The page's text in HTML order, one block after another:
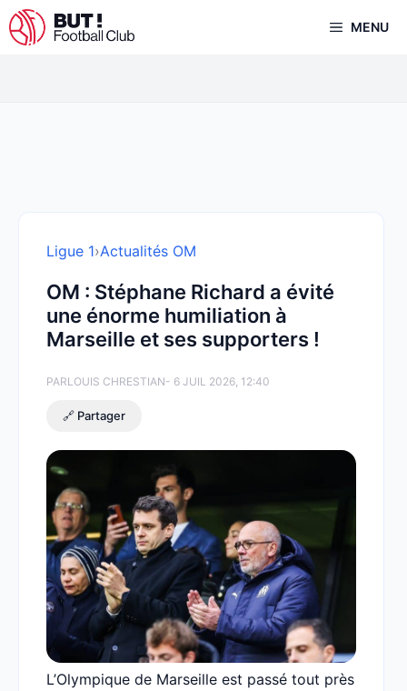
Aller
au
MENU
Ligue 1›Actualités OM
OM : Stéphane Richard a évité
une énorme humiliation à
Marseille et ses supporters !
PARLOUIS CHRESTIAN- 6 JUIL 2026, 12:40
🔗 Partager
L’Olympique de Marseille est passé tout près